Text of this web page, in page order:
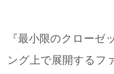
『最小限のクロー
ング上で展開するフ